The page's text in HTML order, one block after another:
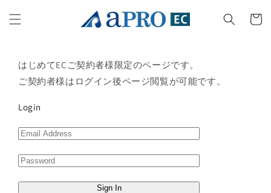
ンツに
進む
ー
はじめてECご契約者様限定のページです。
ご契約者様はログイン後ページ閲覧が可能です。
Login